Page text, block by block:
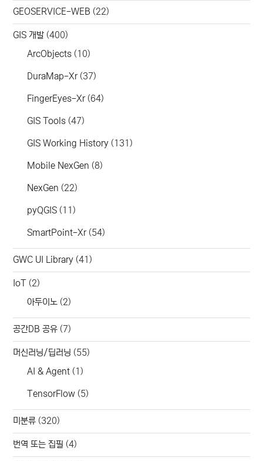
GEOSERVICE-WEB (22)
GIS 개발 (400)
ArcObjects (10)
DuraMap-Xr(37)
FingerEyes-Xr(64)
GIS Tools (47)
GIS Working History (131)
Mobile NexGen (8)
NexGen (22)
pyQGIS (11)
SmartPoint-Xr(54)
GWC UI Library (41)
IoT (2)
아두이노 (2)
공간DB 공유 (7)
머신러닝/딥러닝 (55)
AI & Agent (1)
TensorFlow (5)
미분류 (320)
번역 또는 집필 (4)